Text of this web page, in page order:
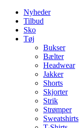
Nyheder
Tilbud
Sko
Tøj
Bukser
Bælter
Headwear
Jakker
Shorts
Skjorter
Strik
Strømper
Sweatshirts